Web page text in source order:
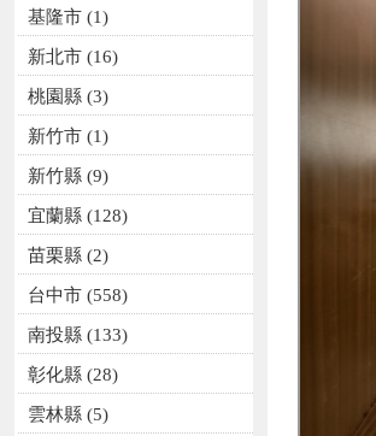
基隆市 (1)
新北市 (16)
桃園縣 (3)
新竹市 (1)
新竹縣 (9)
宜蘭縣 (128)
苗栗縣 (2)
台中市 (558)
南投縣 (133)
彰化縣 (28)
雲林縣 (5)